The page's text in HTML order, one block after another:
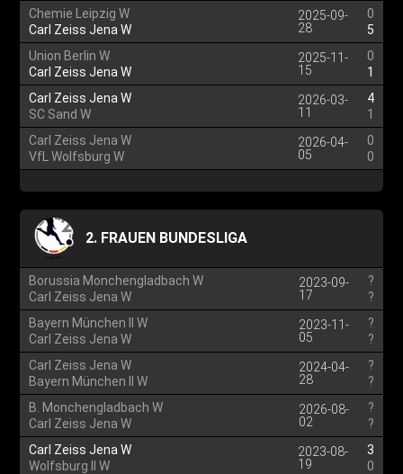
Chemie Leipzig W
Carl Zeiss Jena W
2025-09-
28
0
5
Union Berlin W
Carl Zeiss Jena W
2025-11-
15
0
1
Carl Zeiss Jena W
SC Sand W
2026-03-
11
4
1
Carl Zeiss Jena W
VfL Wolfsburg W
2026-04-
05
0
0
2. FRAUEN BUNDESLIGA
Borussia Monchengladbach W
Carl Zeiss Jena W
2023-09-
17
?
?
Bayern München II W
Carl Zeiss Jena W
2023-11-
05
?
?
Carl Zeiss Jena W
Bayern München II W
2024-04-
28
?
?
B. Monchengladbach W
Carl Zeiss Jena W
2026-08-
02
?
?
Carl Zeiss Jena W
Wolfsburg II W
2023-08-
19
3
0